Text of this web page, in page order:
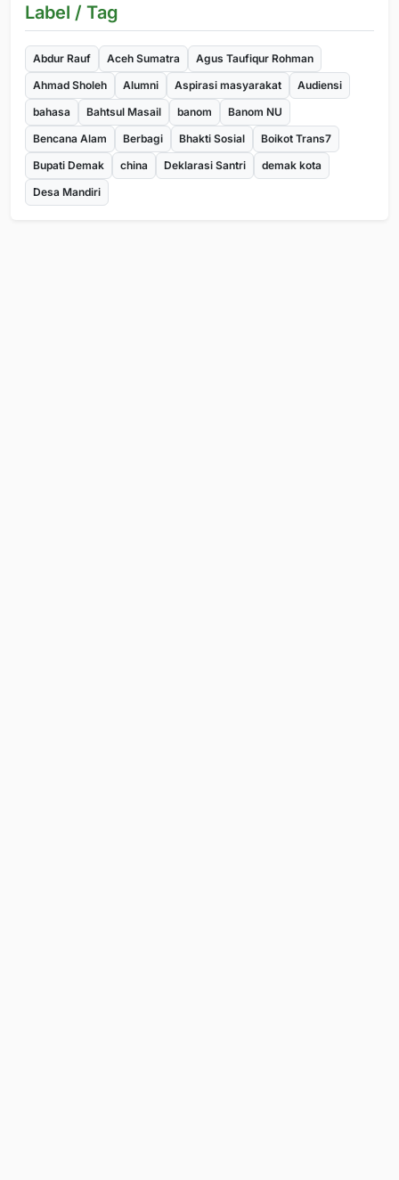
Label / Tag
Abdur Rauf Aceh Sumatra
Agus Taufiqur Rohman
Ahmad Sholeh
Alumni Aspirasi masyarakat
Audiensi
bahasa
Bahtsul Masail banom
Banom NU
Bencana Alam
Berbagi Bhakti Sosial
Boikot Trans7
Bupati Demak
china Deklarasi Santri
demak kota
Desa Mandiri